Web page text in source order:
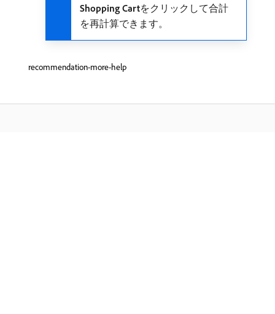
Shopping Cart​をクリックして合計
を再計算できます。
recommendation-more-help